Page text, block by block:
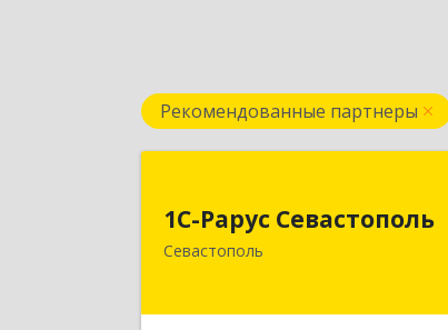
Рекомендованные партнеры
1С-Рарус Севастополь
Севастополь
299011, Севастополь г,